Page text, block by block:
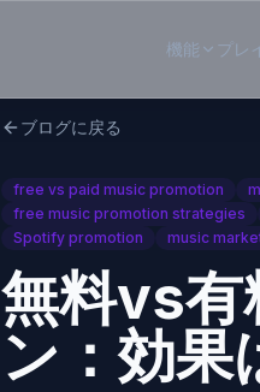
機能 プレ
ブログに戻る
free vs paid music promotion
free music promotion strategies
Spotify promotion
music
無料vs有
ン：効果